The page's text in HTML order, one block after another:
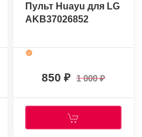
Пульт Huayu для LG
AKB37026852
850 1 000